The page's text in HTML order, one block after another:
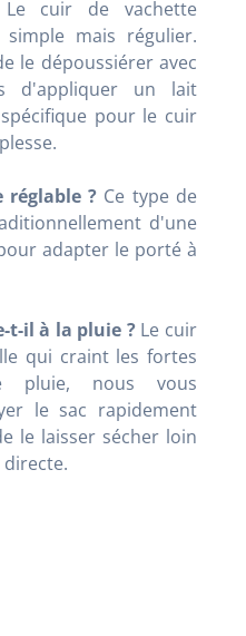
cuir de vachette
mais régulier.
le dépoussiérer avec
d'appliquer un lait
pour le cuir
réglable ? Ce type de
d'une
adapter le porté à
t-il à la pluie ?Le cuir
qui craint les fortes
pluie, nous vous
le sac rapidement
le laisser sécher loin